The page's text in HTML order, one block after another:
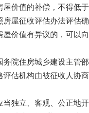
价值的补偿，不得低
房屋征收评估办法评估
值有异议的，可以向
住房城乡建设主管部
估机构由被征收人协
立、客观、公正地开